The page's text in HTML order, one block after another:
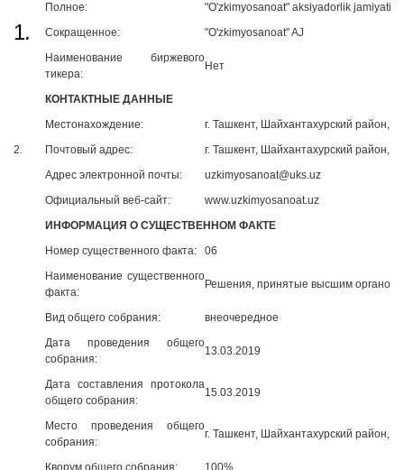
1.
Полное:
"O'zkimyosanoat" aksiyadorlik jamiyati
Сокращенное:
"O'zkimyosanoat" AJ
Наименование биржевого
тикера:
Нет
2.
КОНТАКТНЫЕ ДАННЫЕ
Местонахождение:
г. Ташкент, Шайхантахурский район,
Почтовый адрес:
г. Ташкент, Шайхантахурский район,
Адрес электронной почты:
uzkimyosanoat@uks.uz
Официальный веб-сайт:
www.uzkimyosanoat.uz
ИНФОРМАЦИЯ О СУЩЕСТВЕННОМ ФАКТЕ
Номер существенного факта:
06
Наименование существенного
факта:
Решения, принятые высшим органом
Вид общего собрания:
внеочередное
Дата проведения общего
собрания:
13.03.2019
Дата составления протокола
общего собрания:
15.03.2019
Место проведения общего
собрания:
г. Ташкент, Шайхантахурский район,
Кворум общего собрания: 100%